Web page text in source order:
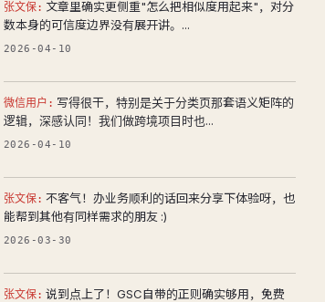
张文保:
数本身的可信度边界没有展开讲。...
2026-04-10
微信用户:
逻辑，深感认同！我们做跨境项目时也...
2026-04-10
张文保:
能帮到其他有同样需求的朋友 :)
2026-03-30
张文保: